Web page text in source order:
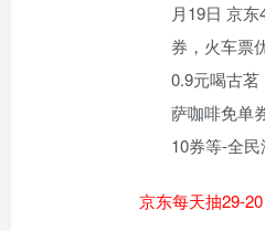
京东每天抽29-